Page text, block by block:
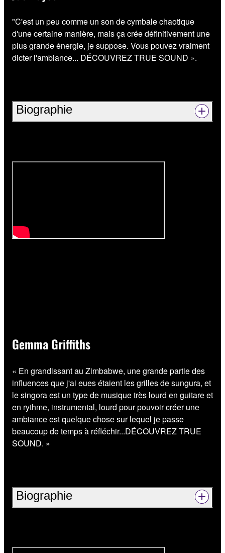
"C'est un peu comme un son de cymbale chaotique
d'une certaine manière, mais ça crée définitivement une
plus grande énergie, je suppose. Vous pouvez vraiment
dicter l'ambiance... DÉCOUVREZ TRUE SOUND ».
Biographie
Gemma Griffiths
« En grandissant au Zimbabwe, une grande partie des
influences que j'ai eues étaient les grilles de sungura, et
le singora est un type de musique très lourd en guitare et
en rythme, instrumental, lourd pour pouvoir créer une
ambiance est quelque chose sur lequel je passe
beaucoup de temps à réfléchir...DÉCOUVREZ TRUE
SOUND. »
Biographie